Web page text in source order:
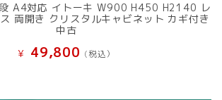
A4対応 イトーキ W900 H450 H2140 レ
両開き クリスタルキャビネット カギ付き
中古
¥ 49,800 (税込）